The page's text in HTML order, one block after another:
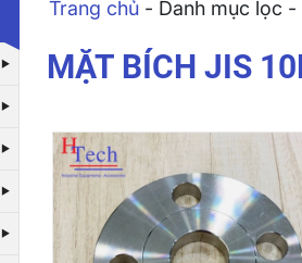
Trang chủ - Danh mục lọc -
MẶT BÍCH JIS